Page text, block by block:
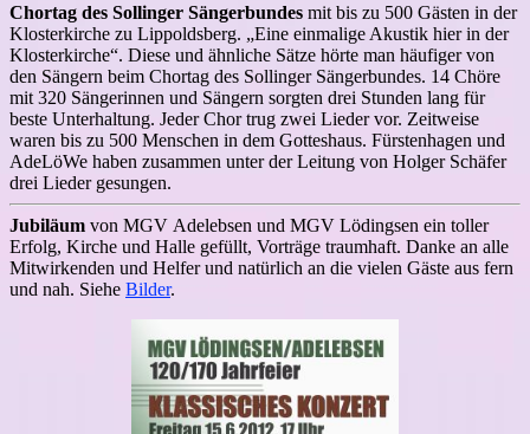
Chortag des Sollinger Sängerbundes mit bis zu 500 Gästen in der
Klosterkirche zu Lippoldsberg. „Eine einmalige Akustik hier in der
Klosterkirche“. Diese und ähnliche Sätze hörte man häufiger von
den Sängern beim Chortag des Sollinger Sängerbundes. 14 Chöre
mit 320 Sängerinnen und Sängern sorgten drei Stunden lang für
beste Unterhaltung. Jeder Chor trug zwei Lieder vor. Zeitweise
waren bis zu 500 Menschen in dem Gotteshaus. Fürstenhagen und
AdeLöWe haben zusammen unter der Leitung von Holger Schäfer
drei Lieder gesungen.
Jubiläum von MGV Adelebsen und MGV Lödingsen ein toller
Erfolg, Kirche und Halle gefüllt, Vorträge traumhaft. Danke an alle
Mitwirkenden und Helfer und natürlich an die vielen Gäste aus fern
und nah. Siehe Bilder.